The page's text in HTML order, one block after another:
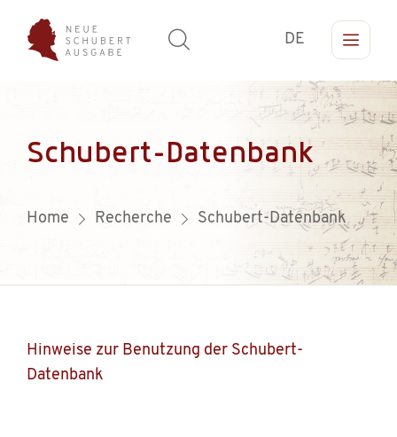
DE
Schubert-Datenbank
Home Recherche Schubert-Datenbank
Hinweise zur Benutzung der Schubert-
Datenbank